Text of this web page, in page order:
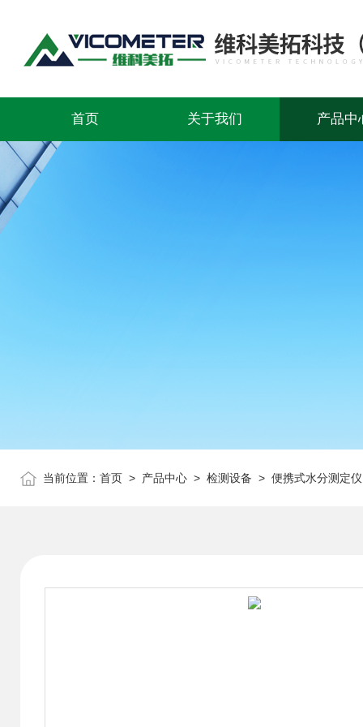
首页 关于我们 产品中
当前位置： 首页 > 产品中心 > 检测设备 > 便携式水分测定仪